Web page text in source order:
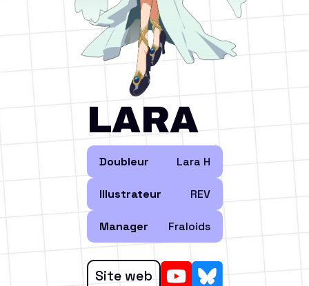
LARA
Doubleur Lara H
Illustrateur REV
Manager Fraloids
Site web